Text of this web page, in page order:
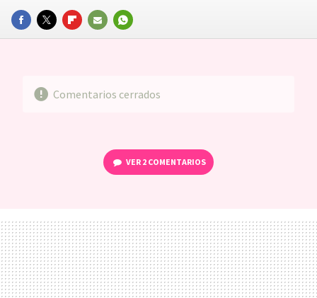
FACEBOOKTWITTERFLIPBOARD
E-
WHATSAPP
Comentarios cerrados
VER 2 COMENTARIOS